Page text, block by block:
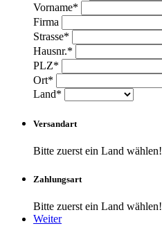
Vorname*
Firma
Strasse*
Hausnr.*
PLZ*
Ort*
Land*
Versandart
Bitte zuerst ein Land wählen!
Zahlungsart
Bitte zuerst ein Land wählen!
Weiter